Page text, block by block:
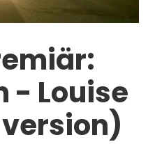
- Louise